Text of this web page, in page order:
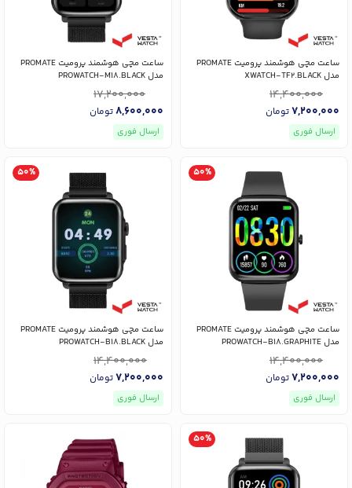
ساعت مچی هوشمند پرومیت PROMATE
مدل XWATCH-TF2.BLACK
14,400,000
7,200,000تومان
ارسال فوری
ساعت مچی هوشمند پرومیت PROMATE
مدل PROWATCH-M18.BLACK
17,200,000
8,600,000تومان
ارسال فوری
ساعت مچی هوشمند پرومیت PROMATE
مدل PROWATCH-B18.GRAPHITE
50%
14,400,000
7,200,000تومان
ارسال فوری
ساعت مچی هوشمند پرومیت PROMATE
مدل PROWATCH-B18.BLACK
50%
14,400,000
7,200,000تومان
ارسال فوری
50%